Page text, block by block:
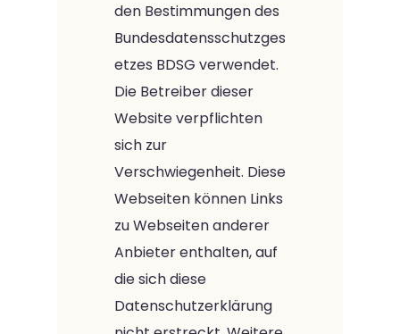
den Bestimmungen des
Bundesdatensschutzges
etzes BDSG verwendet.
Die Betreiber dieser
Website verpflichten
sich zur
Verschwiegenheit. Diese
Webseiten können Links
zu Webseiten anderer
Anbieter enthalten, auf
die sich diese
Datenschutzerklärung